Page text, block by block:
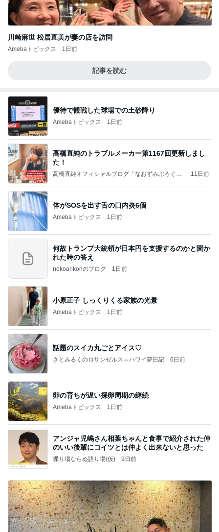
川崎麻世 松居直美が妻の店を訪問
Amebaトピックス 1日前
記事を読む
優待で観戦した球場での土砂降り
Amebaトピックス 1日前
高橋直純のトラブルメーカー第1167回更新しまし
た！
高橋直純オフィシャルブログ「なおずみぶろぐ」
11日前
体がSOSを出す舌の口内炎6個
Amebaトピックス 1日前
何故トランプ大統領が日本円を支援するのかと聞か
れた時の答え
nokoarikonのブログ 1日前
小原正子 しっくりくる家族の光景
Amebaトピックス 1日前
話題のスイカ丸ごとアイス♡
さとみるくのロサンゼルス⇔ハワイ夢日記 6日前
卵の育ちが遅い採卵周期の継続
Amebaトピックス 1日前
アンジャ児嶋さん相葉ちゃんと食事で紹介された仲
のいい後輩にコイツとは仲よく出来ないと思った
喋り場ならぬ語り場(仮) 9日前